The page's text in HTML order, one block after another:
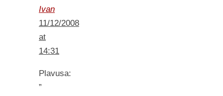
Ivan
11/12/2008
at
14:31
Plavusa:
”